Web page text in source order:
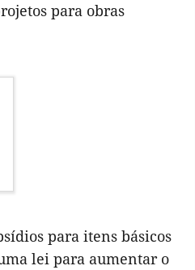
para obras
para itens básicos
lei para aumentar o